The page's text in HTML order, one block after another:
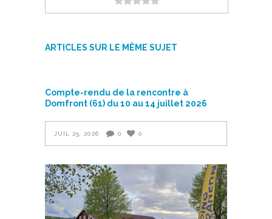
ARTICLES SUR LE MÊME SUJET
Compte-rendu de la rencontre à
Domfront (61) du 10 au 14 juillet 2026
JUIL 25, 2026 0 0